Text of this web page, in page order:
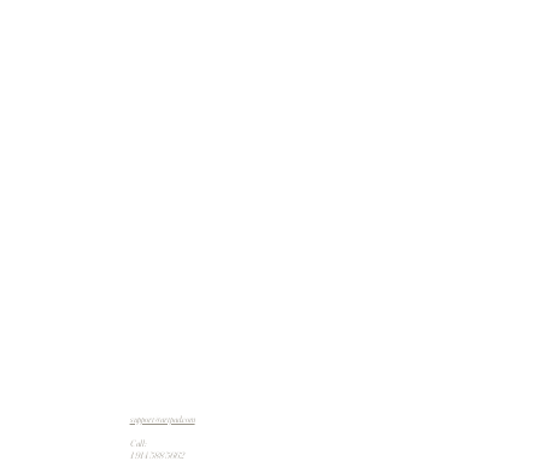
support@artpad.com
Call:
1 914 588 5662